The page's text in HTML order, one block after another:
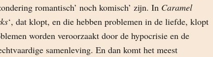
romantisch’ noch komisch’ zijn. In Caramel
‘, dat klopt, en die hebben problemen in de liefde, klopt
worden veroorzaakt door de hypocrisie en de
samenleving. En dan komt het meest